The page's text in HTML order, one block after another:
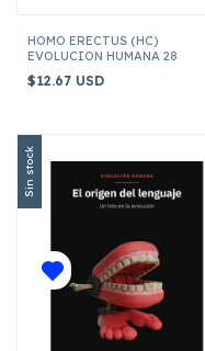
HOMO ERECTUS (HC)
EVOLUCION HUMANA 28
$12.67 USD
Sin stock